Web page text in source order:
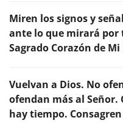
Miren los signos y
ante lo que mirará por
Sagrado Corazón de
Vuelvan a Dios. No
ofendan más al
hay tiempo.